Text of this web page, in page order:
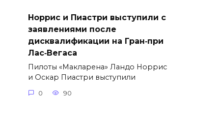
Норрис и Пиастри выступили с
заявлениями после
дисквалификации на Гран‑при
Лас‑Вегаса
Пилоты «Макларена» Ландо Норрис
и Оскар Пиастри выступили
0 90